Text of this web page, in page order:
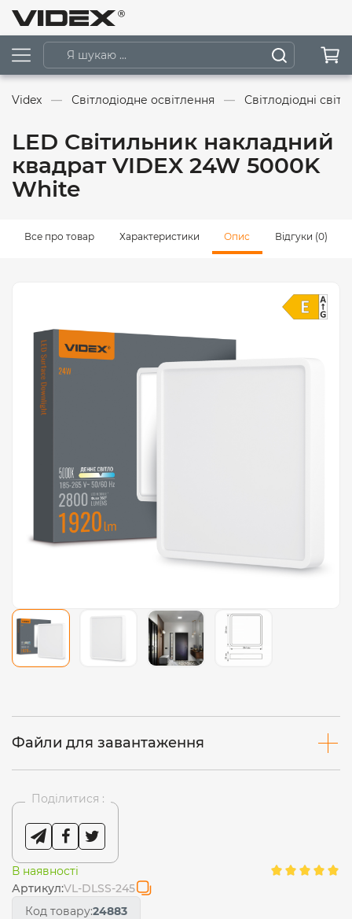
Videx Світлодіодне освітлення Світлодіодні
LED Світильник накладний
квадрат VIDEX 24W 5000K
White
Все про товар Характеристики Опис Відгуки (0)
Файли для завантаження
Поділитися :
В наявності
Артикул:VL-DLSS-245
Код товару:24883